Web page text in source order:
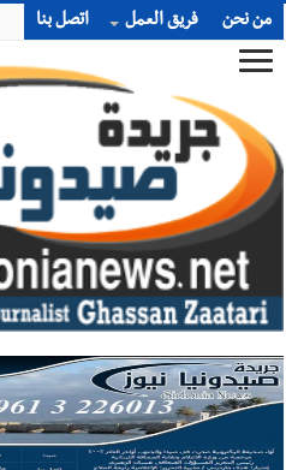
من نحن فريق العمل اتصل بنا